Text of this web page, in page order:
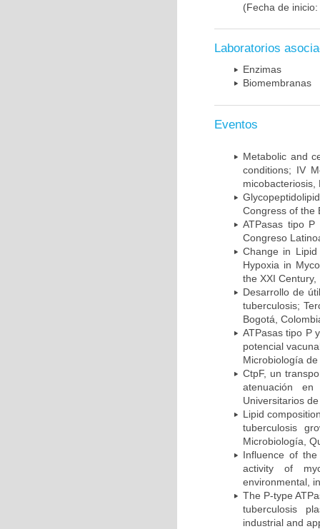
(Fecha de
Laboratorios
Enzimas
Biomembranas
Eventos
Metabolic and
conditions; IV
micobacteriosis,
Congress of the
ATPasas tipo P
Congreso
Change in
Hypoxia in
the XXI
Desarrollo de
tuberculosis;
Bogotá,
ATPasas tipo P
potencial
Microbiología
CtpF, un
atenuación
Universitarios
Lipid
tuberculosis
Microbiología,
Influence of the
activity of
environmental,
The P-type
tuberculosis
industrial and